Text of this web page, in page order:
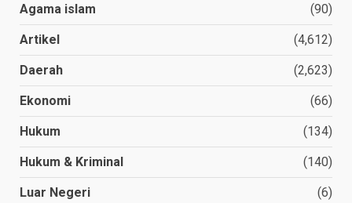
Agama islam (90)
Artikel (4,612)
Daerah (2,623)
Ekonomi (66)
Hukum (134)
Hukum & Kriminal (140)
Luar Negeri (6)